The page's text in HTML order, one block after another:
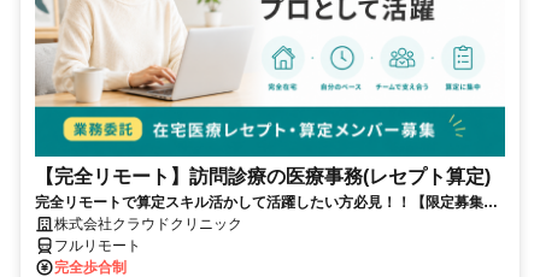
【完全リモート】訪問診療の医療事務(レセプト算定)
完全リモートで算定スキル活かして活躍したい方必見！！【限定募集】
完全リモート｜在宅医療レセプト算定（成果報酬型／業務委託）
株式会社クラウドクリニック
フルリモート
完全歩合制